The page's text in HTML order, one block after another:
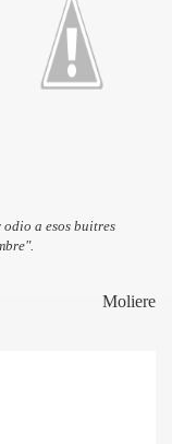
a esos buitres
Moliere